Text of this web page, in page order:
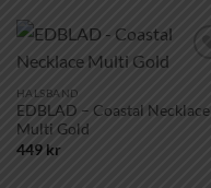
HALSBAND
EDBLAD – Coastal Necklace
Multi Gold
449 kr